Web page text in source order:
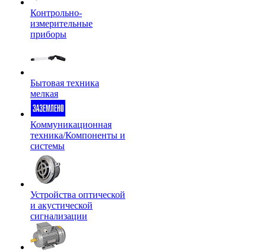
Контрольно-
измерительные
приборы
Бытовая техника
мелкая
Коммуникационная
техника/Компоненты и
системы
Устройства оптической
и акустической
сигнализации